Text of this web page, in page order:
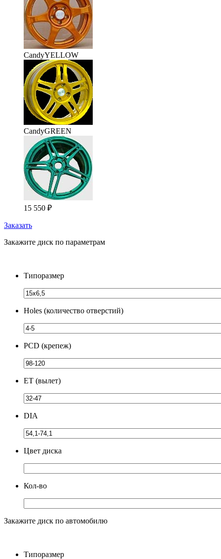
CandyYELLOW
CandyGREEN
15 550 ₽
Заказать
Закажите диск по параметрам
Типоразмер
Holes (количество отверстий)
PCD (крепеж)
ЕТ (вылет)
DIA
Цвет диска
Кол-во
Закажите диск по автомобилю
Типоразмер